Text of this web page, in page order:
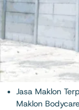
Jasa Maklon
Maklon